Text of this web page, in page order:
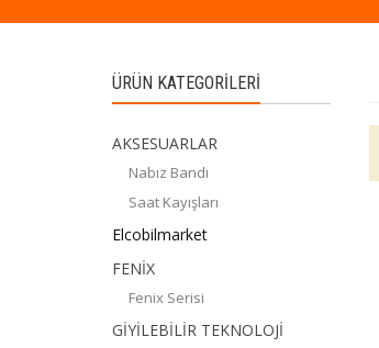
ÜRÜN KATEGORILERI
AKSESUARLAR
Nabız Bandı
Saat Kayışları
Elcobilmarket
FENİX
Fenix Serisi
GİYİLEBİLİR TEKNOLOJİ